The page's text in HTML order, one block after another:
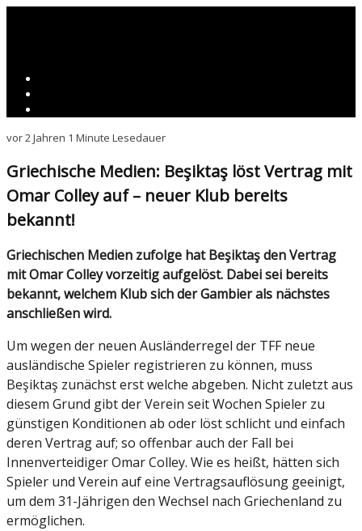
vor 2 Jahren 1 Minute Lesedauer
Griechische Medien: Beşiktaş löst Vertrag mit
Omar Colley auf – neuer Klub bereits
bekannt!
Griechischen Medien zufolge hat Beşiktaş den Vertrag
mit Omar Colley vorzeitig aufgelöst. Dabei sei bereits
bekannt, welchem Klub sich der Gambier als nächstes
anschließen wird.
Um wegen der neuen Ausländerregel der TFF neue
ausländische Spieler registrieren zu können, muss
Beşiktaş zunächst erst welche abgeben. Nicht zuletzt aus
diesem Grund gibt der Verein seit Wochen Spieler zu
günstigen Konditionen ab oder löst schlicht und einfach
deren Vertrag auf; so offenbar auch der Fall bei
Innenverteidiger Omar Colley. Wie es heißt, hätten sich
Spieler und Verein auf eine Vertragsauflösung geeinigt,
um dem 31-Jährigen den Wechsel nach Griechenland zu
ermöglichen.